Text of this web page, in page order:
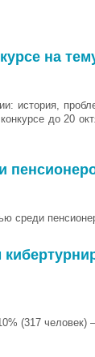
на
история,
до 20
среди
(317 человек)